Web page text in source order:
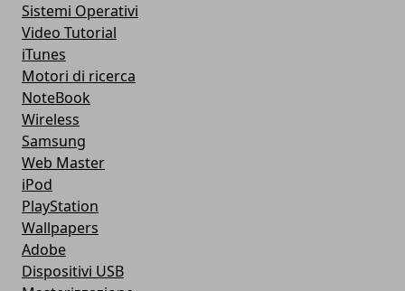
Sistemi Operativi
Video Tutorial
iTunes
Motori di ricerca
NoteBook
Wireless
Samsung
Web Master
iPod
PlayStation
Wallpapers
Adobe
Dispositivi USB